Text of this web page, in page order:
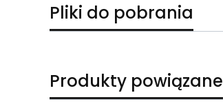
Pliki do pobrania
Produkty powiązane